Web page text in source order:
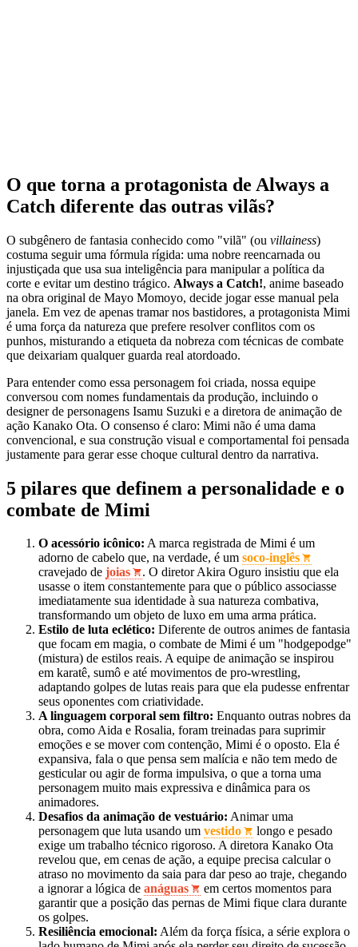
O que torna a protagonista de Always a
Catch diferente das outras vilãs?
O subgênero de fantasia conhecido como "vilã" (ou villainess)
costuma seguir uma fórmula rígida: uma nobre reencarnada ou
injustiçada que usa sua inteligência para manipular a política da
corte e evitar um destino trágico. Always a Catch!, anime baseado
na obra original de Mayo Momoyo, decide jogar esse manual pela
janela. Em vez de apenas tramar nos bastidores, a protagonista Mimi
é uma força da natureza que prefere resolver conflitos com os
punhos, misturando a etiqueta da nobreza com técnicas de combate
que deixariam qualquer guarda real atordoado.
Para entender como essa personagem foi criada, nossa equipe
conversou com nomes fundamentais da produção, incluindo o
designer de personagens Isamu Suzuki e a diretora de animação de
ação Kanako Ota. O consenso é claro: Mimi não é uma dama
convencional, e sua construção visual e comportamental foi pensada
justamente para gerar esse choque cultural dentro da narrativa.
5 pilares que definem a personalidade e o
combate de Mimi
O acessório icônico: A marca registrada de Mimi é um
adorno de cabelo que, na verdade, é um soco-inglês
cravejado de joias
. O diretor Akira Oguro insistiu que ela
usasse o item constantemente para que o público associasse
imediatamente sua identidade à sua natureza combativa,
transformando um objeto de luxo em uma arma prática.
Estilo de luta eclético: Diferente de outros animes de fantasia
que focam em magia, o combate de Mimi é um "hodgepodge"
(mistura) de estilos reais. A equipe de animação se inspirou
em karatê, sumô e até movimentos de pro-wrestling,
adaptando golpes de lutas reais para que ela pudesse enfrentar
seus oponentes com criatividade.
A linguagem corporal sem filtro: Enquanto outras nobres da
obra, como Aida e Rosalia, foram treinadas para suprimir
emoções e se mover com contenção, Mimi é o oposto. Ela é
expansiva, fala o que pensa sem malícia e não tem medo de
gesticular ou agir de forma impulsiva, o que a torna uma
personagem muito mais expressiva e dinâmica para os
animadores.
Desafios da animação de vestuário: Animar uma
personagem que luta usando um vestido
longo e pesado
exige um trabalho técnico rigoroso. A diretora Kanako Ota
revelou que, em cenas de ação, a equipe precisa calcular o
atraso no movimento da saia para dar peso ao traje, chegando
a ignorar a lógica de anáguas
em certos momentos para
garantir que a posição das pernas de Mimi fique clara durante
os golpes.
Resiliência emocional: Além da força física, a série explora o